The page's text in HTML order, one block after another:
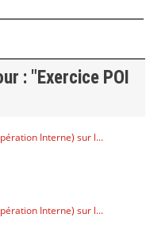
: "Exercice POI
Interne) sur l...
Interne) sur l...